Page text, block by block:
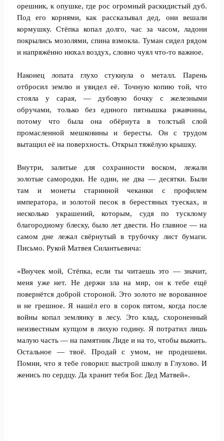
орешник, к опушке, где рос огромный раскидистый дуб.
Под его корнями, как рассказывал дед, они вешали
кормушку. Стёпка копал долго, час за часом, ладони
покрылись мозолями, спина взмокла. Туман сидел рядом
и напряжённо нюхал воздух, словно чуял что-то важное.
Наконец лопата глухо стукнула о металл. Парень
отбросил землю и увидел её. Точную копию той, что
стояла у сарая, — дубовую бочку с железными
обручами, только без единого пятнышка ржавчины,
потому что была она обёрнута в толстый слой
промасленной мешковины и бересты. Он с трудом
вытащил её на поверхность. Открыл тяжёлую крышку.
Внутри, залитые для сохранности воском, лежали
золотые самородки. Не один, не два — десятки. Были
там и монеты старинной чеканки с профилем
императора, и золотой песок в берестяных туесках, и
несколько украшений, которым, судя по тусклому
благородному блеску, было лет двести. Но главное — на
самом дне лежал свёрнутый в трубочку лист бумаги.
Письмо. Рукой Матвея Силантьевича:
«Внучек мой, Стёпка, если ты читаешь это — значит,
меня уже нет. Не держи зла на мир, он к тебе ещё
повернётся доброй стороной. Это золото не ворованное
и не грешное. Я нашёл его в сорок пятом, когда после
войны копал землянку в лесу. Это клад, схороненный
неизвестным купцом в лихую годину. Я потратил лишь
малую часть — на памятник Лиде и на то, чтобы выжить.
Остальное — твоё. Продай с умом, не продешеви.
Помни, что я тебе говорил: выстрой школу в Глухово. И
женись по сердцу. Да хранит тебя Бог. Дед Матвей».